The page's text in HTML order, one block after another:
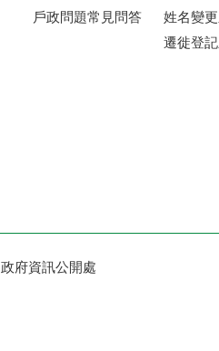
戶政問題常見問答
姓名變
遷徙登
政府資訊公開處